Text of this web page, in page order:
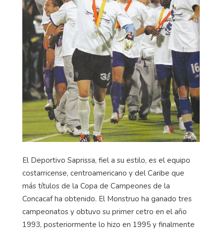
El Deportivo Saprissa, fiel a su estilo, es el equipo
costarricense, centroamericano y del Caribe que
más títulos de la Copa de Campeones de la
Concacaf ha obtenido. El Monstruo ha ganado tres
campeonatos y obtuvo su primer cetro en el año
1993, posteriormente lo hizo en 1995 y finalmente